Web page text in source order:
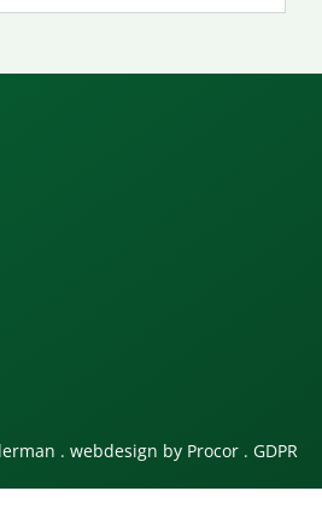
. webdesign by Procor . GDPR